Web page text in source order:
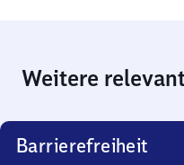
Weitere
Barrierefreiheit